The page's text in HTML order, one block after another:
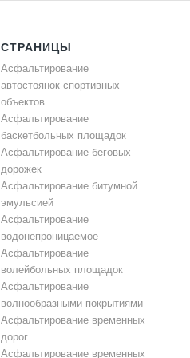
СТРАНИЦЫ
Асфальтирование
автостоянок спортивных
объектов
Асфальтирование
баскетбольных площадок
Асфальтирование беговых
дорожек
Асфальтирование битумной
эмульсией
Асфальтирование
водонепроницаемое
Асфальтирование
волейбольных площадок
Асфальтирование
волнообразными покрытиями
Асфальтирование временных
дорог
Асфальтирование временных